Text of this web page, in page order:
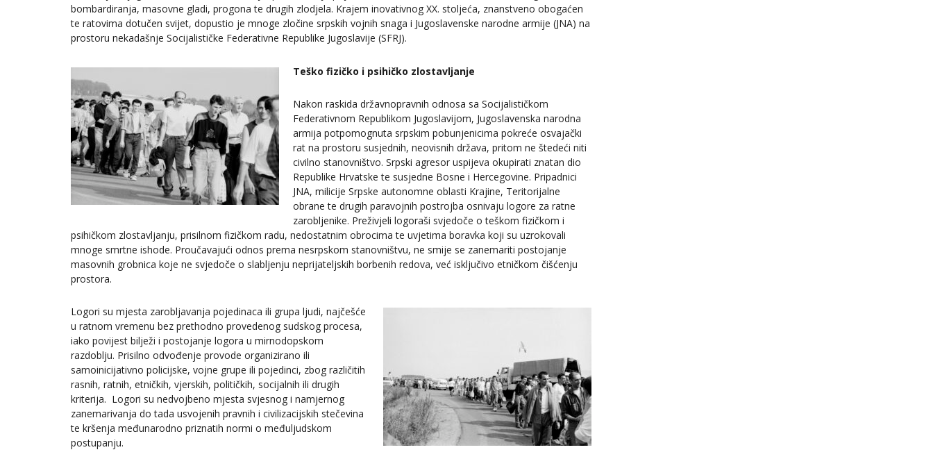
bombardiranja, masovne gladi, progona te drugih zlodjela. Krajem inovativnog XX. stoljeća, znanstveno obogaćen
te ratovima dotučen svijet, dopustio je mnoge zločine srpskih vojnih snaga i Jugoslavenske narodne armije (JNA) na
prostoru nekadašnje Socijalističke Federativne Republike Jugoslavije (SFRJ).
Teško fizičko i psihičko zlostavljanje
Nakon raskida državnopravnih odnosa sa Socijalističkom
Federativnom Republikom Jugoslavijom, Jugoslavenska narodna
armija potpomognuta srpskim pobunjenicima pokreće osvajački
rat na prostoru susjednih, neovisnih država, pritom ne štedeći niti
civilno stanovništvo. Srpski agresor uspijeva okupirati znatan dio
Republike Hrvatske te susjedne Bosne i Hercegovine. Pripadnici
JNA, milicije Srpske autonomne oblasti Krajine, Teritorijalne
obrane te drugih paravojnih postrojba osnivaju logore za ratne
zarobljenike. Preživjeli logoraši svjedoče o teškom fizičkom i
psihičkom zlostavljanju, prisilnom fizičkom radu, nedostatnim obrocima te uvjetima boravka koji su uzrokovali
mnoge smrtne ishode. Proučavajući odnos prema nesrpskom stanovništvu, ne smije se zanemariti postojanje
masovnih grobnica koje ne svjedoče o slabljenju neprijateljskih borbenih redova, već isključivo etničkom čišćenju
prostora.
Logori su mjesta zarobljavanja pojedinaca ili grupa ljudi, najčešće
u ratnom vremenu bez prethodno provedenog sudskog procesa,
iako povijest bilježi i postojanje logora u mirnodopskom
razdoblju. Prisilno odvođenje provode organizirano ili
samoinicijativno policijske, vojne grupe ili pojedinci, zbog različitih
rasnih, ratnih, etničkih, vjerskih, političkih, socijalnih ili drugih
kriterija. Logori su nedvojbeno mjesta svjesnog i namjernog
zanemarivanja do tada usvojenih pravnih i civilizacijskih stečevina
te kršenja međunarodno priznatih normi o međuljudskom
postupanju.